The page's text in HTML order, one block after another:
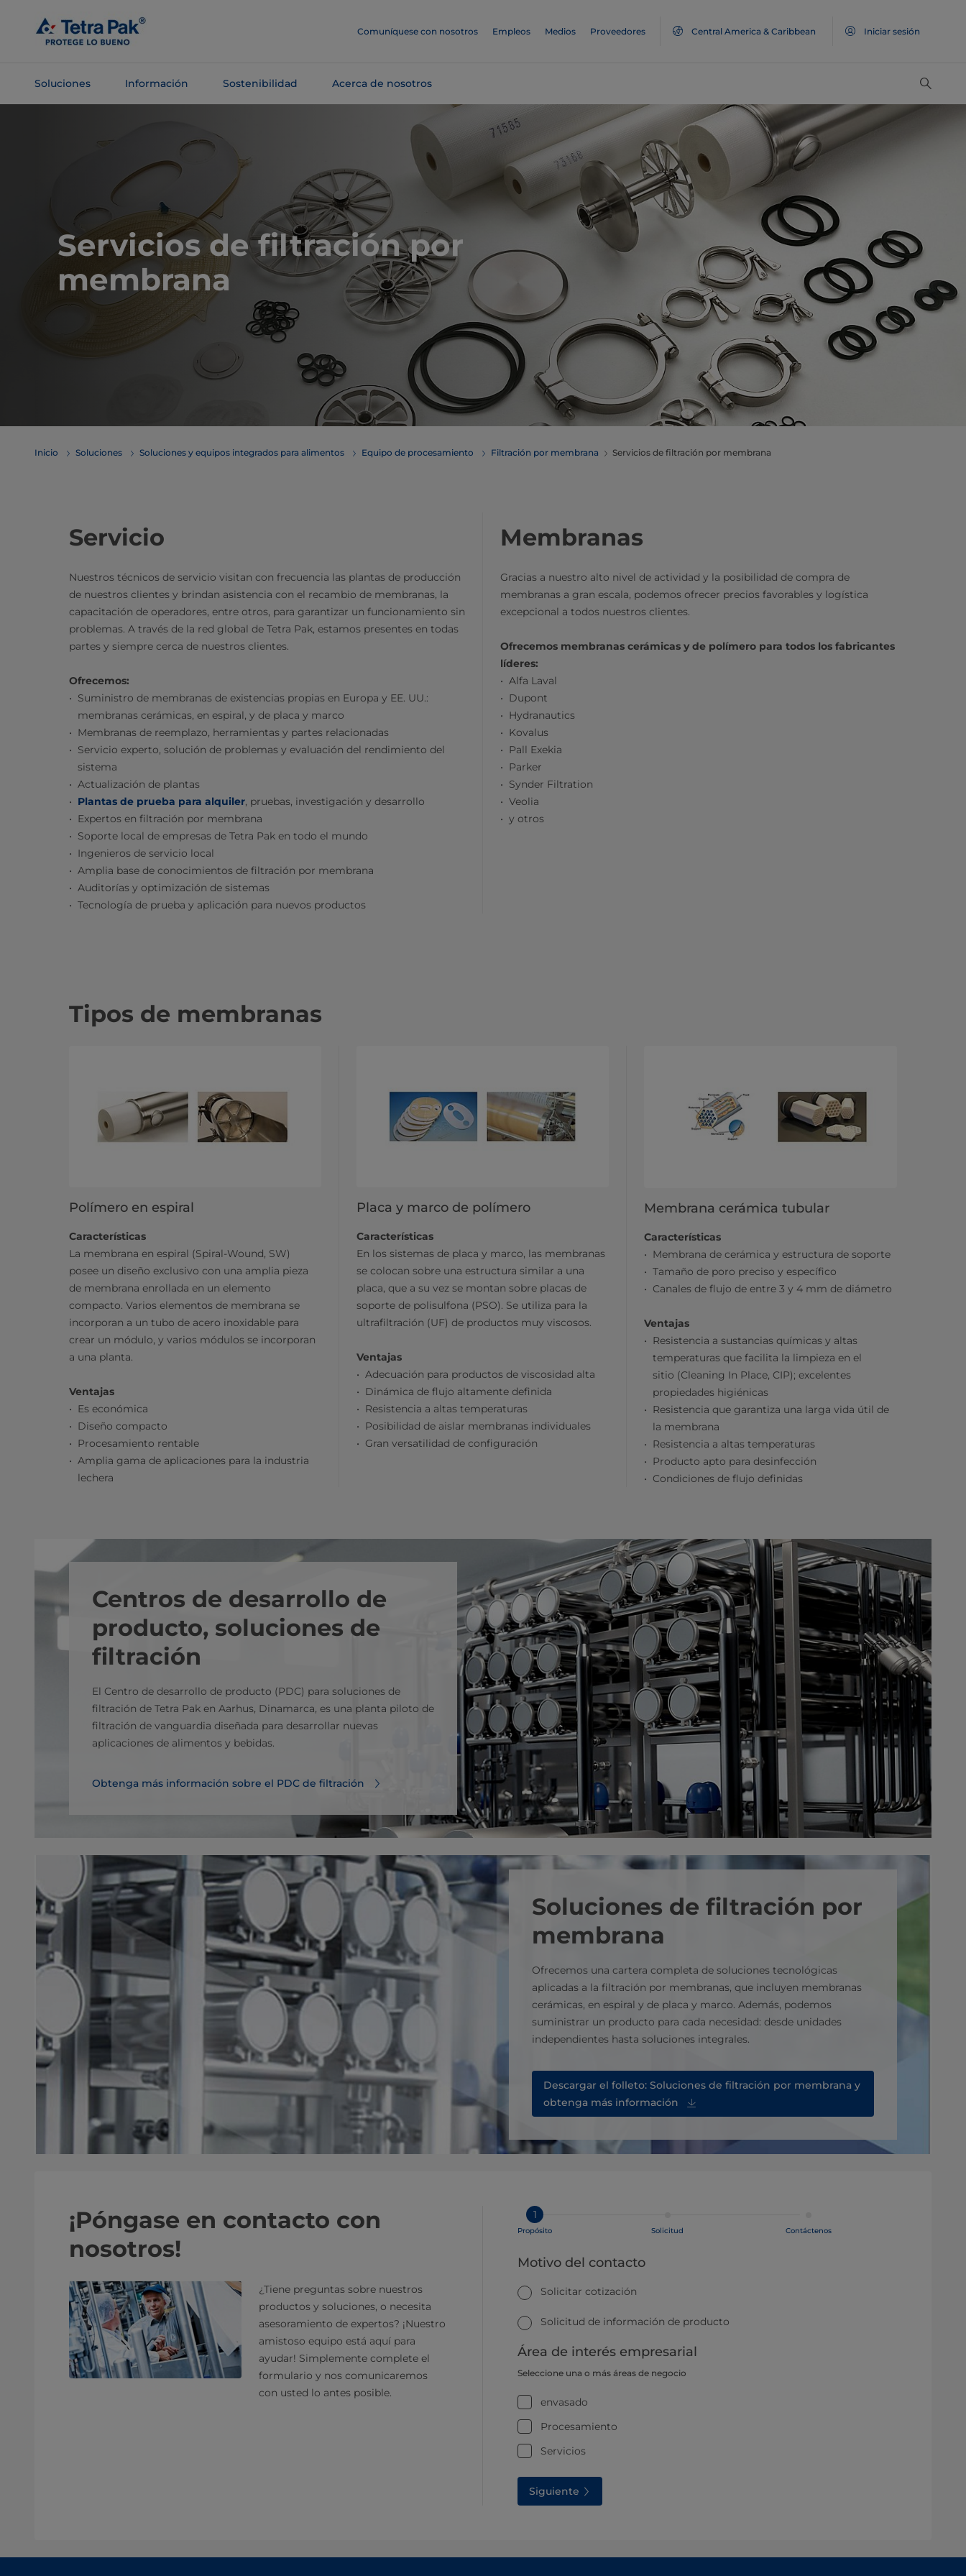
contenido
principal
Comuníquese con nosotros Empleos Medios Proveedores Central America & Caribbean Iniciar sesión
Soluciones Información Sostenibilidad Acerca de nosotros
Servicios de filtración por
membrana
Inicio Soluciones Soluciones y equipos integrados para alimentos Equipo de procesamiento Filtración por membrana Servicios de filtración por membrana
Servicio
Nuestros técnicos de servicio visitan con frecuencia las plantas de producción
de nuestros clientes y brindan asistencia con el recambio de membranas, la
capacitación de operadores, entre otros, para garantizar un funcionamiento sin
problemas. A través de la red global de Tetra Pak, estamos presentes en todas
partes y siempre cerca de nuestros clientes.​
Ofrecemos:
Suministro de membranas de existencias propias en Europa y EE. UU.:
membranas cerámicas, en espiral, y de placa y marco
Membranas de reemplazo, herramientas y partes relacionadas
Servicio experto, solución de problemas y evaluación del rendimiento del
sistema
Actualización de plantas
Plantas de prueba para alquiler​, pruebas, investigación y desarrollo
Expertos en filtración por membrana
Soporte local de empresas de Tetra Pak en todo el mundo
Ingenieros de servicio local
Amplia base de conocimientos de filtración por membrana
Auditorías y optimización de sistemas
Tecnología de prueba y aplicación para nuevos productos
Membranas
Gracias a nuestro alto nivel de actividad y la posibilidad de compra de
membranas a gran escala, podemos ofrecer precios favorables y logística
excepcional a todos nuestros clientes.
Ofrecemos membranas cerámicas y de polímero para todos los fabricantes
líderes:
Alfa Laval
Dupont
Hydranautics
Kovalus
Pall Exekia
Parker
Synder Filtration
Veolia
y otros
Tipos de membranas
Polímero en espiral
Características
La membrana en espiral (Spiral-Wound, SW)
posee un diseño exclusivo con una amplia pieza
de membrana enrollada en un elemento
compacto. Varios elementos de membrana se
incorporan a un tubo de acero inoxidable para
crear un módulo, y varios módulos se incorporan
a una planta.
Ventajas
Es económica
Diseño compacto
Procesamiento rentable
Amplia gama de aplicaciones para la industria
lechera
Placa y marco de polímero
Características
En los sistemas de placa y marco, las membranas
se colocan sobre una estructura similar a una
placa, que a su vez se montan sobre placas de
soporte de polisulfona (PSO). Se utiliza para la
ultrafiltración (UF) de productos muy viscosos.
Ventajas
Adecuación para productos de viscosidad alta
Dinámica de flujo altamente definida
Resistencia a altas temperaturas
Posibilidad de aislar membranas individuales
Gran versatilidad de configuración
Membrana cerámica tubular
Características
Membrana de cerámica y estructura de soporte
Tamaño de poro preciso y específico
Canales de flujo de entre 3 y 4 mm de diámetro
Ventajas
Resistencia a sustancias químicas y altas
temperaturas que facilita la limpieza en el
sitio (Cleaning In Place, CIP); excelentes
propiedades higiénicas
Resistencia que garantiza una larga vida útil de
la membrana
Resistencia a altas temperaturas
Producto apto para desinfección
Condiciones de flujo definidas
Centros de desarrollo de
producto, soluciones de
filtración
El Centro de desarrollo de producto (PDC) para soluciones de
filtración de Tetra Pak en Aarhus, Dinamarca, es una planta piloto de
filtración de vanguardia diseñada para desarrollar nuevas
aplicaciones de alimentos y bebidas.
Obtenga más información sobre el PDC de filtración
Soluciones de filtración por
membrana
Ofrecemos una cartera completa de soluciones tecnológicas
aplicadas a la filtración por membranas, que incluyen membranas
cerámicas, en espiral y de placa y marco. Además, podemos
suministrar un producto para cada necesidad: desde unidades
independientes hasta soluciones integrales.
Descargar el folleto: Soluciones de filtración por membrana y
obtenga más información
¡Póngase en contacto con
nosotros!
¿Tiene preguntas sobre nuestros
productos y soluciones, o necesita
asesoramiento de expertos? ¡Nuestro
amistoso equipo está aquí para
ayudar! Simplemente complete el
formulario y nos comunicaremos
con usted lo antes posible.
1
Propósito Solicitud Contáctenos
Motivo del contacto
Solicitar cotización
Solicitud de información de producto
Área de interés empresarial
Seleccione una o más áreas de negocio
envasado
Procesamiento
Servicios
Siguiente